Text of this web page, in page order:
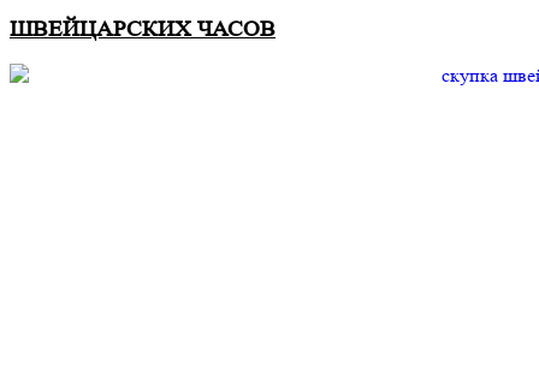
ШВЕЙЦАРСКИХ ЧАСОВ